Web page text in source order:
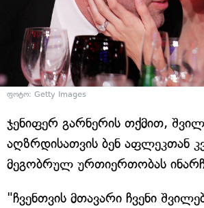
ფოტო: Getty Images
ჯენიფერ გარნერის თქმით,
აღზრდისათვის ბენ აფლეკთან
მეგობრულ ურთიერთობას
"ჩვენთვის მთავარი ჩვენი